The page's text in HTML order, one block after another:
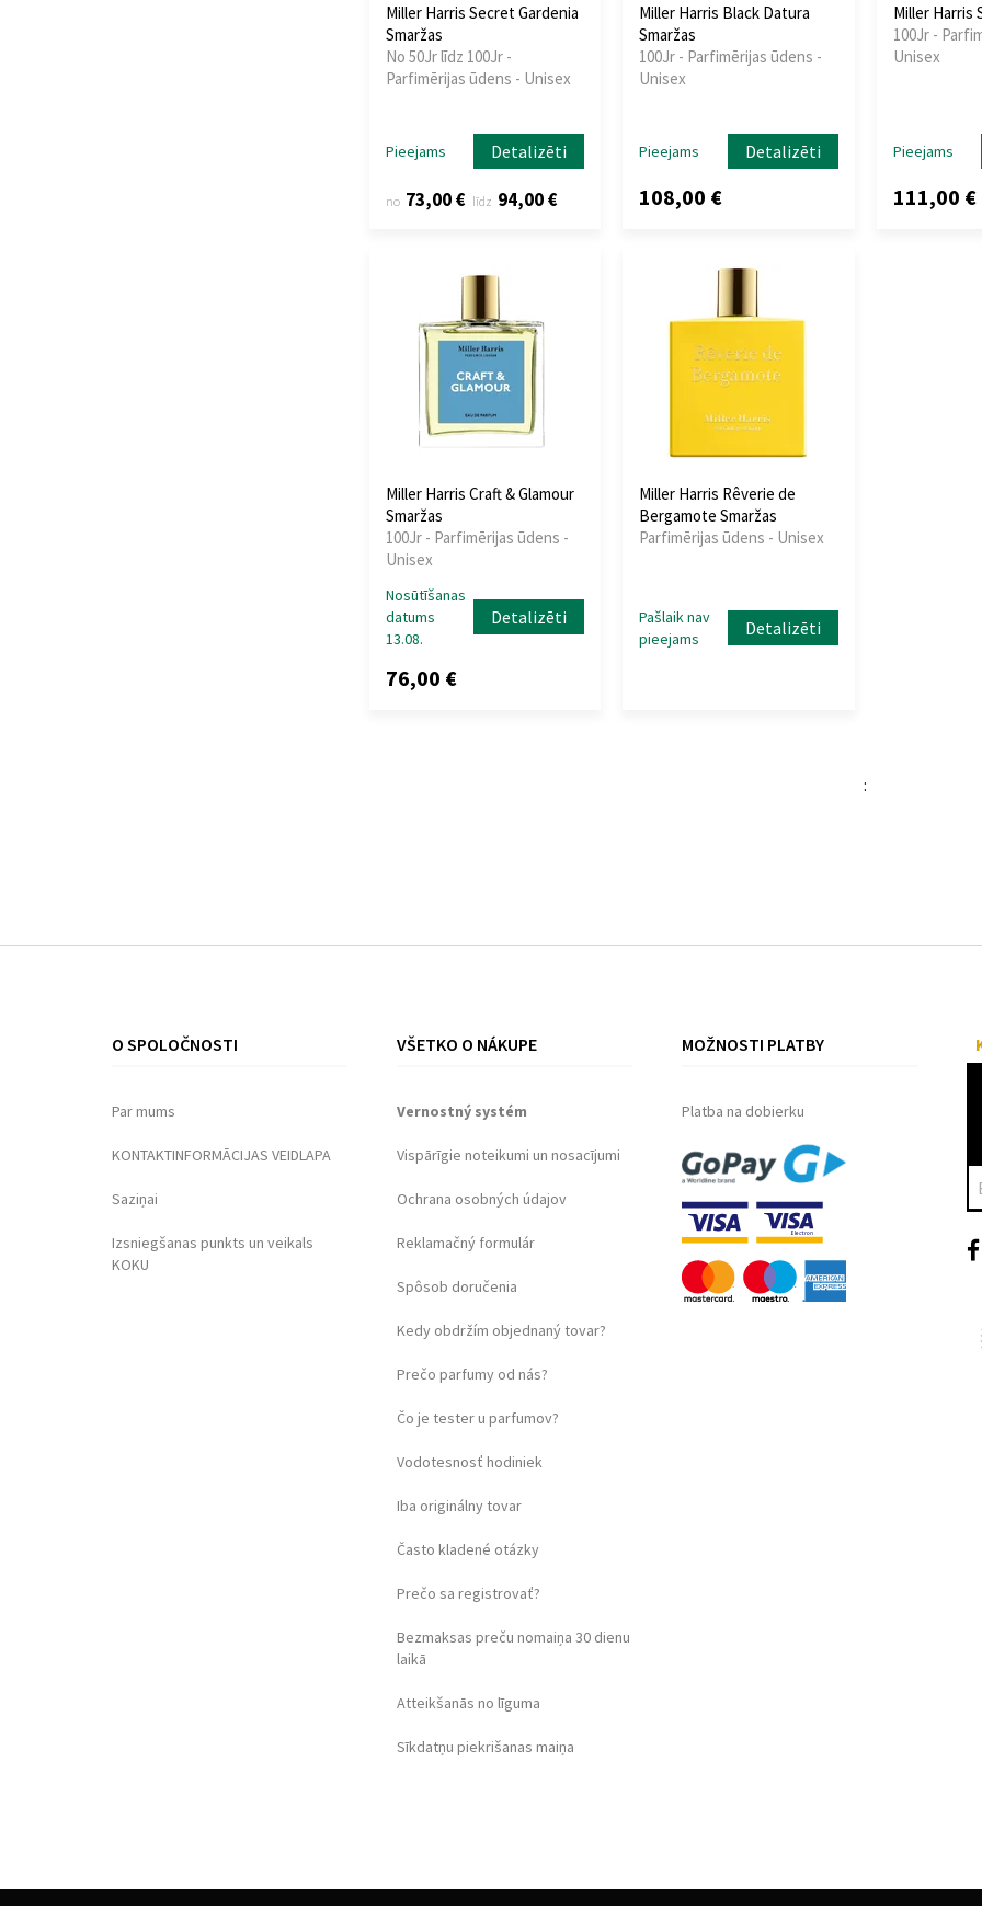
Miller Harris Secret Gardenia
Smaržas
No 50Jr līdz 100Jr -
Parfimērijas ūdens - Unisex
Pieejams Detalizēti
no 73,00 € līdz 94,00 €
Miller Harris Black Datura
Smaržas
100Jr - Parfimērijas ūdens -
Unisex
Pieejams Detalizēti
108,00 €
Miller Harris
100Jr -
Unisex
Pieejams
111,00 €
Miller Harris Craft & Glamour
Smaržas
100Jr - Parfimērijas ūdens -
Unisex
Nosūtīšanas
datums
13.08.
Detalizēti
76,00 €
Miller Harris Rêverie de
Bergamote Smaržas
Parfimērijas ūdens - Unisex
Pašlaik nav
pieejams
Detalizēti
:
O SPOLOČNOSTI
Par mums
KONTAKTINFORMĀCIJAS VEIDLAPA
Saziņai
Izsniegšanas punkts un veikals
KOKU
VŠETKO O NÁKUPE
Vernostný systém
Vispārīgie noteikumi un nosacījumi
Ochrana osobných údajov
Reklamačný formulár
Spôsob doručenia
Kedy obdržím objednaný tovar?
Prečo parfumy od nás?
Čo je tester u parfumov?
Vodotesnosť hodiniek
Iba originálny tovar
Často kladené otázky
Prečo sa registrovať?
Bezmaksas preču nomaiņa 30 dienu
laikā
Atteikšanās no līguma
Sīkdatņu piekrišanas maiņa
MOŽNOSTI PLATBY
Platba na dobierku